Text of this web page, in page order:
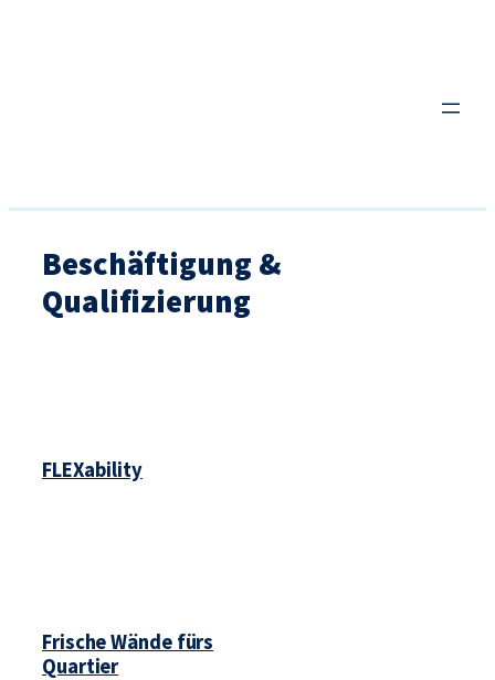
Beschäftigung &
Qualifizierung
FLEXability
Frische Wände fürs
Quartier